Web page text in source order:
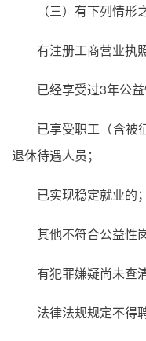
（三）有下列情形
有注册工商营业执
已经享受过3年公
已享受职工（含被
退休待遇人员；
已实现稳定就业的；
其他不符合公益性
有犯罪嫌疑尚未查
法律法规规定不得